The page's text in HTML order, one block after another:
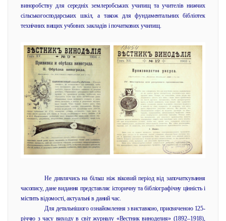
виноробству для середніх землеробських училищ та учителів нижчих
сільськогосподарських шкіл, а також для фундаментальних бібліотек
технічних вищих учбових закладів і початкових училищ.
Не дивлячись на більш ніж віковий період від започаткування
часопису, дане видання представляє історичну та бібліографічну цінність і
містить відомості, актуальні в даний час.
Для детальнішого ознайомлення з виставкою, присвяченою 125-
річчю з часу виходу в світ журналу «Вестник виноделия» (1892–1918),